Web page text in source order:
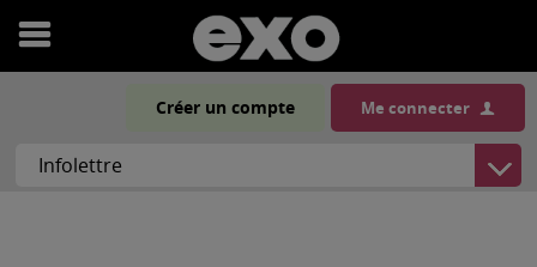
Ouvrir
menu
Créer un compte Me connecter